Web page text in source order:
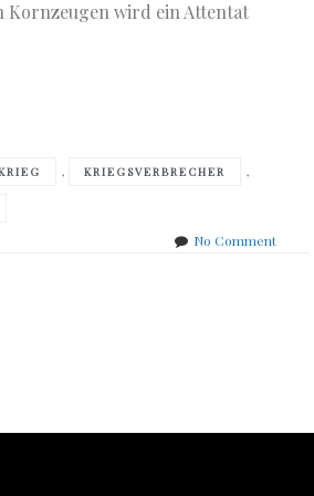
Kornzeugen wird ein Attentat
, KRIEGSVERBRECHER ,
No Commenton